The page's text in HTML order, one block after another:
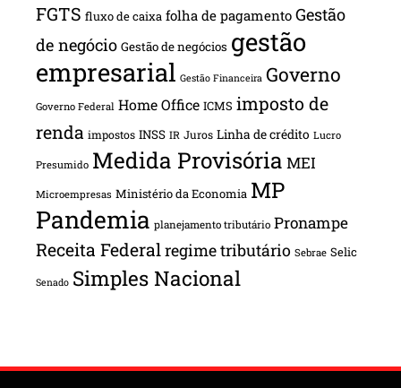
FGTS fluxo de caixa folha de pagamento Gestão
de negócio Gestão de negócios gestão
empresarial Gestão Financeira Governo
Governo Federal Home Office ICMS imposto de
renda impostos INSS IR Juros Linha de crédito Lucro
Presumido Medida Provisória MEI
Microempresas Ministério da Economia MP
Pandemia planejamento tributário Pronampe
Receita Federalregime tributário Sebrae Selic
Senado Simples Nacional